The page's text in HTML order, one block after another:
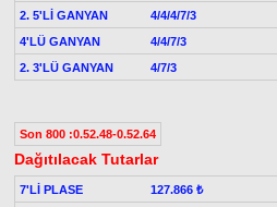
2. 5'Lİ GANYAN
4/4/4/7/3
4'LÜ GANYAN
4/4/7/3
2. 3'LÜ GANYAN
4/7/3
Son 800 :0.52.48-0.52.64
Dağıtılacak Tutarlar
7'Lİ PLASE
127.866 ₺